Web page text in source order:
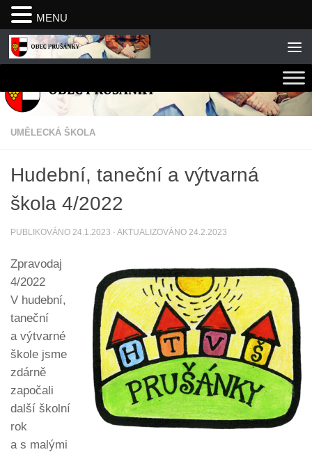
Skip to content
UMĚLECKÁ ŠKOLA
Hudební, taneční a výtvarná
škola 4/2022
PUBLIKOVÁNO 24.1.2023 · AKTUALIZOVÁNO 24.2.2023
Zpravodaj
4/2022
V hudební,
taneční
a výtvarné
škole jsme
zdárně
započali
další školní
rok
a s malými
MENU